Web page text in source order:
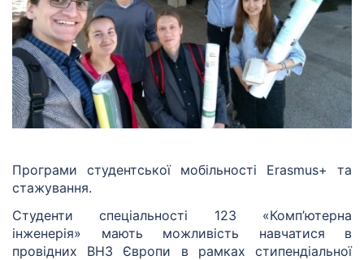
Програми студентської мобільності Erasmus+ та
стажування.
Студенти спеціальності 123 «Комп’ютерна
інженерія» мають можливість навчатися в
провідних ВНЗ Європи в рамках стипендіальної